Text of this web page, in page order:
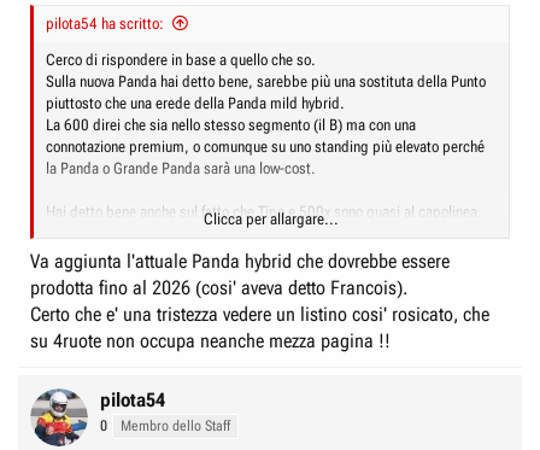
pilota54 ha scritto:
Cerco di rispondere in base a quello che so.
Sulla nuova Panda hai detto bene, sarebbe più una sostituta della Punto
piuttosto che una erede della Panda mild hybrid.
La 600 direi che sia nello stesso segmento (il B) ma con una
connotazione premium, o comunque su uno standing più elevato perché
la Panda o Grande Panda sarà una low-cost.
Hai detto bene anche sul fatto che Tipo e 500x sono quasi al capolinea.
Penso che per queste due auto il 2024 sarà l’ultimo anno. E nel 2025
dovrebbe arrivare la sostituta unica: una segmento C-crossover.
Per ottenere quindi la gamma Fiat 2025 è sufficiente fare una deduzione
logica. Risulterà da quanto sopra detto, ovvero sarà la seguente:
- Topolino (quadriciclo)
- Panda (seg.B low-cost)
- 600 (seg. B generalista di fascia alta)
- Nuova segmento C (sostituta di 500x e Tipo)
Clicca per allargare...
Va aggiunta l'attuale Panda hybrid che dovrebbe essere
prodotta fino al 2026 (cosi' aveva detto Francois).
Certo che e' una tristezza vedere un listino cosi' rosicato, che
su 4ruote non occupa neanche mezza pagina !!
pilota54
0 Membro dello Staff